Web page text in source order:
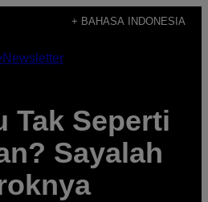
+ BAHASA INDONESIA
Newsletter
Tak Seperti
Sayalah